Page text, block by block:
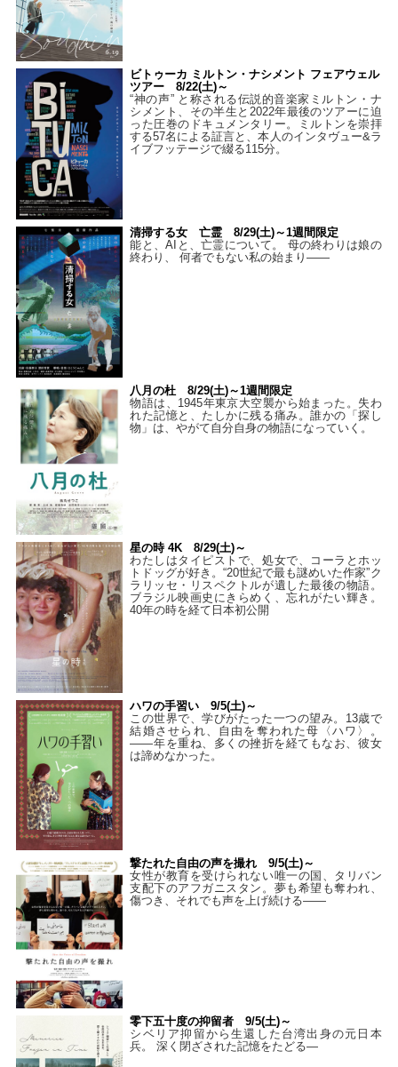
ビトゥーカ ミルトン・ナシメント フェアウェル
ツアー 8/22(土)～
“神の声” と称される伝説的音楽家ミルトン・ナ
シメント、その半生と2022年最後のツアーに迫
った圧巻のドキュメンタリー。ミルトンを崇拝
する57名による証言と、本人のインタヴュー&ラ
イブフッテージで綴る115分。
清掃する女 亡霊 8/29(土)～1週間限定
能と、AIと、亡霊について。 母の終わりは娘の
終わり、 何者でもない私の始まり――
八月の杜 8/29(土)～1週間限定
物語は、1945年東京大空襲から始まった。失わ
れた記憶と、たしかに残る痛み。誰かの「探し
物」は、やがて自分自身の物語になっていく。
星の時 4K 8/29(土)～
わたしはタイピストで、処⼥で、コーラとホッ
トドッグが好き。“20世紀で最も謎めいた作家”ク
ラリッセ・リスペクトルが遺した最後の物語。
ブラジル映画史にきらめく、忘れがたい輝き。
40年の時を経て⽇本初公開
ハワの手習い 9/5(土)～
この世界で、学びがたった一つの望み。13歳で
結婚させられ、自由を奪われた母〈ハワ〉。
——年を重ね、多くの挫折を経てもなお、彼女
は諦めなかった。
撃たれた自由の声を撮れ 9/5(土)～
女性が教育を受けられない唯一の国、タリバン
支配下のアフガニスタン。夢も希望も奪われ、
傷つき、それでも声を上げ続ける——
零下五十度の抑留者 9/5(土)～
シベリア抑留から生還した台湾出身の元日本
兵。 深く閉ざされた記憶をたどる—